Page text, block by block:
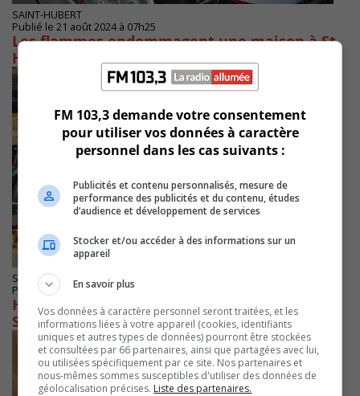
SAINT-HUBERT
Publié le 21 août 2024 à 07h25
Les flammes endommagent une maison à St-
Hubert
STE-JULIE
Publié le 15 juillet 2024 à 14h14
Hausse des appels au 911 dans Richelieu-
Saint-Laurent
FM 103,3 demande votre consentement
pour utiliser vos données à caractère
personnel dans les cas suivants :
Publicités et contenu personnalisés, mesure de
performance des publicités et du contenu, études
d’audience et développement de services
Stocker et/ou accéder à des informations sur un
appareil
En savoir plus
Vos données à caractère personnel seront traitées, et les
informations liées à votre appareil (cookies, identifiants
uniques et autres types de données) pourront être stockées
et consultées par 66 partenaires, ainsi que partagées avec lui,
ou utilisées spécifiquement par ce site. Nos partenaires et
nous-mêmes sommes susceptibles d'utiliser des données de
géolocalisation précises. Liste des partenaires.